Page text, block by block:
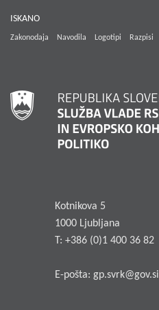
ISKANO
Zakonodaja Navodila Logotipi Razpisi
Kotnikova 5
1000 Ljubljana
T: +386 (0)1 400 36 82
E-pošta: gp.svrk@gov.si